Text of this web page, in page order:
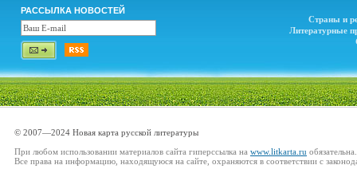
РАССЫЛКА НОВОСТЕЙ
Страны и
Литературные
© 2007—2024 Новая карта русской литературы
При любом использовании материалов сайта гиперссылка на www.litkarta.ru обязательна.
Все права на информацию, находящуюся на сайте, охраняются в соответствии с